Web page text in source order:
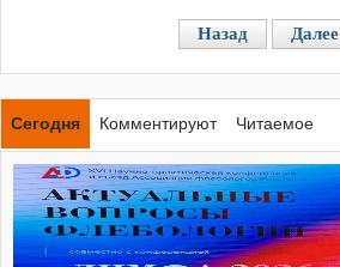
Назад Далее
Сегодня Комментируют Читаемое